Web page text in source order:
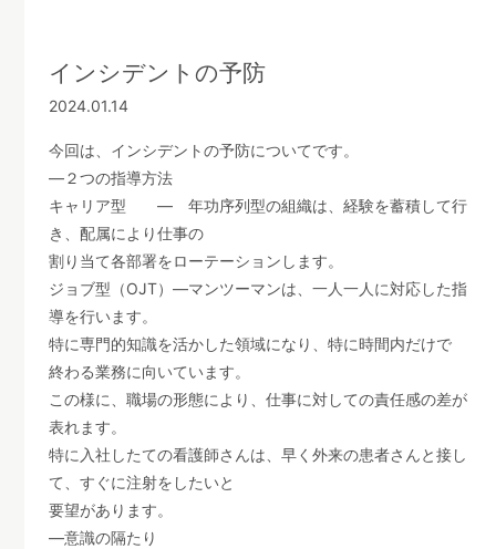
インシデントの予防
2024.01.14
今回は、インシデントの予防についてです。
―２つの指導方法
キャリア型 ― 年功序列型の組織は、経験を蓄積して行
き、配属により仕事の
割り当て各部署をローテーションします。
ジョブ型（OJT）―マンツーマンは、一人一人に対応した指
導を行います。
特に専門的知識を活かした領域になり、特に時間内だけで
終わる業務に向いています。
この様に、職場の形態により、仕事に対しての責任感の差が
表れます。
特に入社したての看護師さんは、早く外来の患者さんと接し
て、すぐに注射をしたいと
要望があります。
―意識の隔たり